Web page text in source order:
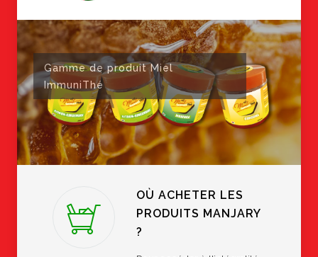
Gamme de produit Miel
ImmuniThé
OÙ ACHETER LES
PRODUITS MANJARY
?